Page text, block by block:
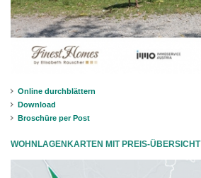
Online durchblättern
Download
Broschüre per Post
WOHNLAGENKARTEN MIT PREIS-ÜBERSICHT